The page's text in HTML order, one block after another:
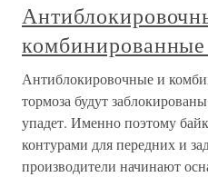
Антиблокировочные и
тормоза будут
упадет. Именно поэтому
контурами для передних и
производители начинают